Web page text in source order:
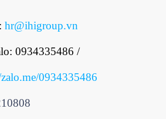
hr@ihigroup.vn
0934335486 /
0934335486